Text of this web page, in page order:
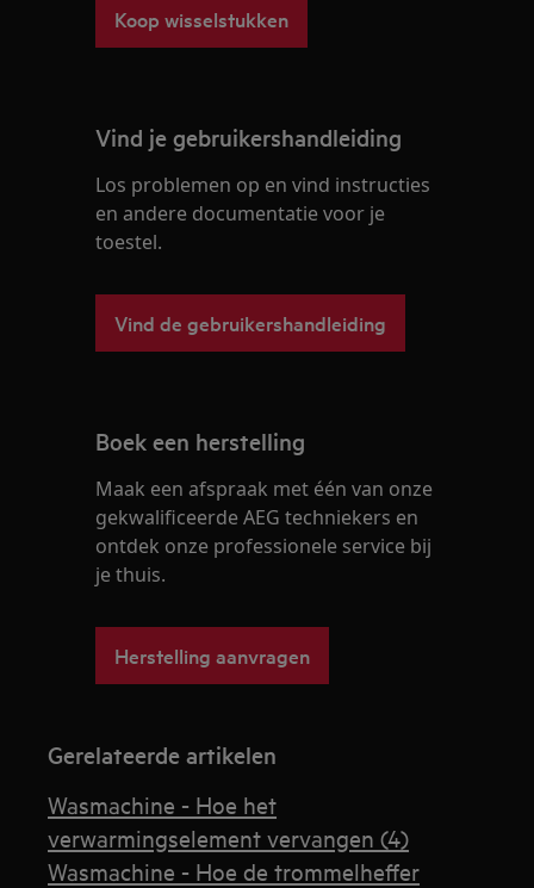
Koop wisselstukken
Vind je gebruikershandleiding
Los problemen op en vind instructies
en andere documentatie voor je
toestel.
Vind de gebruikershandleiding
Boek een herstelling
Maak een afspraak met één van onze
gekwalificeerde AEG techniekers en
ontdek onze professionele service bij
je thuis.
Herstelling aanvragen
Gerelateerde artikelen
Wasmachine - Hoe het
verwarmingselement vervangen (4)
Wasmachine - Hoe de trommelheffer